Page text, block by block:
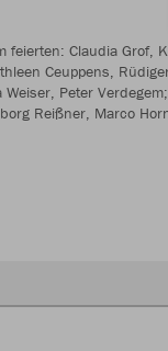
feierten: Claudia Grof,
Ceuppens,
Peter
Reißner, Marco